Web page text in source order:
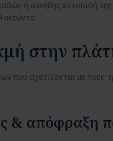
η συνήθης εντόπισή
στην
που σχετίζονται με τους
& απόφραξη